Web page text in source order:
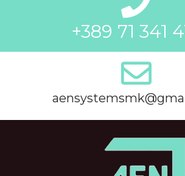
+389 71 341